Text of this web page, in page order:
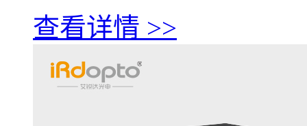
查看详情 >>